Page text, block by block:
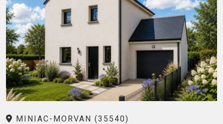
MINIAC-MORVAN (35540)